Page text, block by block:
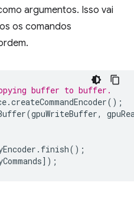
argumentos. Isso vai
os comandos
buffer to buffer.
.createCommandEncoder();
(gpuWriteBuffer,
. finish();
]);